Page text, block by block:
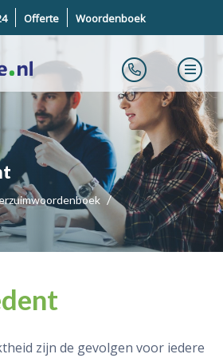
Offerte Woordenboek
zijn de gevolgen voor iedere